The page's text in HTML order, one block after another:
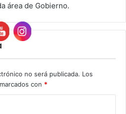
área de Gobierno.
no será publicada. Los
con *